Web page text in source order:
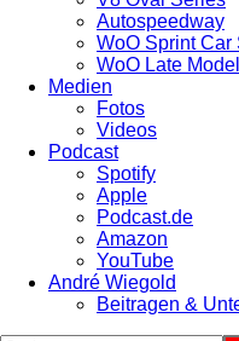
Autospeedway
WoO Sprint Car
WoO Late
Medien
Fotos
Videos
Podcast
Spotify
Apple
Podcast.de
Amazon
YouTube
André Wiegold
Beitragen &